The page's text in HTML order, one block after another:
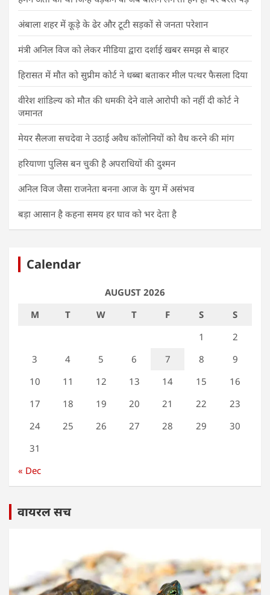
अंबाला शहर में कूड़े के ढेर और टूटी सड़कों से जनता परेशान
मंत्री अनिल विज को लेकर मीडिया द्वारा दर्शाई खबर समझ से बाहर
हिरासत में मौत को सुप्रीम कोर्ट ने धब्बा बताकर मील पत्थर फैसला दिया
वीरेश शांडिल्य को मौत की धमकी देने वाले आरोपी को नहीं दी कोर्ट ने
जमानत
मेयर सैलजा सचदेवा ने उठाई अवैध कॉलोनियों को वैध करने की मांग
हरियाणा पुलिस बन चुकी है अपराधियों की दुश्मन
अनिल विज जैसा राजनेता बनना आज के युग में असंभव
बड़ा आसान है कहना समय हर घाव को भर देता है
Calendar
AUGUST 2026
M
T W T F S
S
1
2
3
4 5 6 7 8
9
10
11 12 13 14 15
16
17
18 19 20 21 22
23
24
25 26 27 28 29
30
31
« Dec
वायरल सच